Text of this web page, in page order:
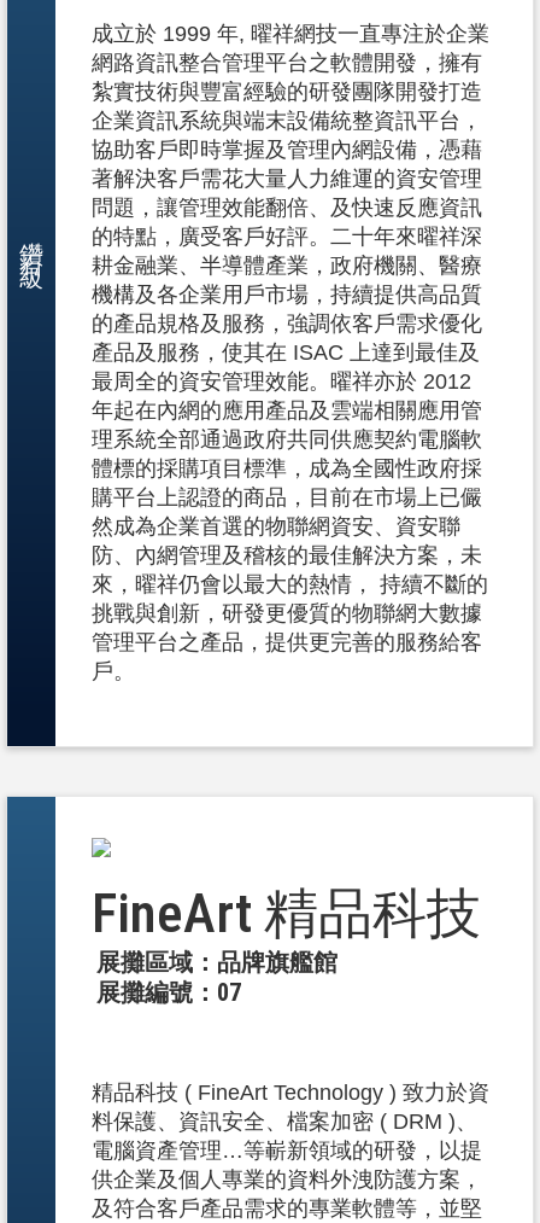
鑽石級
成立於 1999 年, 曜祥網技一直專注於企業
網路資訊整合管理平台之軟體開發，擁有
紮實技術與豐富經驗的研發團隊開發打造
企業資訊系統與端末設備統整資訊平台，
協助客戶即時掌握及管理內網設備，憑藉
著解決客戶需花大量人力維運的資安管理
問題，讓管理效能翻倍、及快速反應資訊
的特點，廣受客戶好評。二十年來曜祥深
耕金融業、半導體產業，政府機關、醫療
機構及各企業用戶市場，持續提供高品質
的產品規格及服務，強調依客戶需求優化
產品及服務，使其在 ISAC 上達到最佳及
最周全的資安管理效能。曜祥亦於 2012
年起在內網的應用產品及雲端相關應用管
理系統全部通過政府共同供應契約電腦軟
體標的採購項目標準，成為全國性政府採
購平台上認證的商品，目前在市場上已儼
然成為企業首選的物聯網資安、資安聯
防、內網管理及稽核的最佳解決方案，未
來，曜祥仍會以最大的熱情， 持續不斷的
挑戰與創新，研發更優質的物聯網大數據
管理平台之產品，提供更完善的服務給客
戶。
FineArt 精品科技
展攤區域：品牌旗艦館
展攤編號：07
精品科技 ( FineArt Technology ) 致力於資
料保護、資訊安全、檔案加密 ( DRM )、
電腦資產管理…等嶄新領域的研發，以提
供企業及個人專業的資料外洩防護方案，
及符合客戶產品需求的專業軟體等，並堅